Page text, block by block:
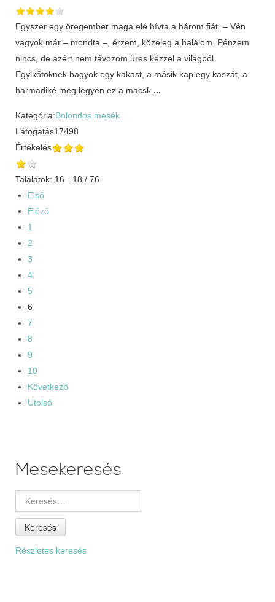
Egyszer egy öregember maga elé hívta a három fiát. – Vén
vagyok már – mondta –, érzem, közeleg a halálom. Pénzem
nincs, de azért nem távozom üres kézzel a világból.
Egyikőtöknek hagyok egy kakast, a másik kap egy kaszát, a
harmadiké meg legyen ez a macsk ...
Kategória:Bolondos mesék
Látogatás17498
Értékelés
Találatok: 16 - 18 / 76
Első
Előző
1
2
3
4
5
6
7
8
9
10
Következő
Utolsó
Mesekeresés
Keresés
Részletes keresés